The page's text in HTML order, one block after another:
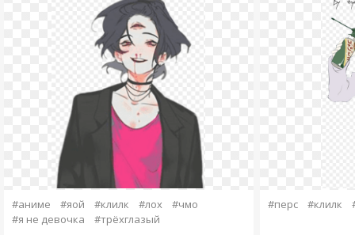
#аниме #яой #клилк #лох
#чмо
#я не девочка
#трёхглазый
#перс #клилк